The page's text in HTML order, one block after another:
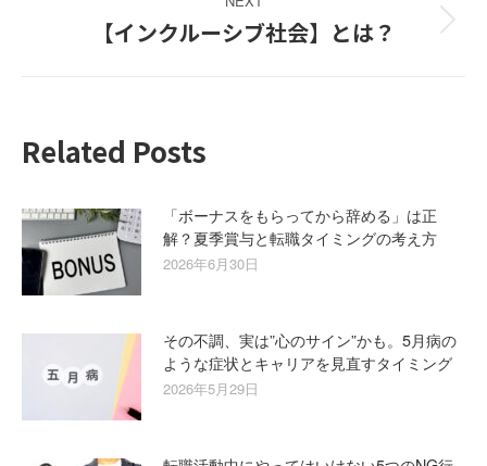
Next
【インクルーシブ社会】とは？
Related Posts
「ボーナスをもらってから辞める」は正
解？夏季賞与と転職タイミングの考え方
2026年6月30日
その不調、実は”心のサイン”かも。5月病の
ような症状とキャリアを見直すタイミング
2026年5月29日